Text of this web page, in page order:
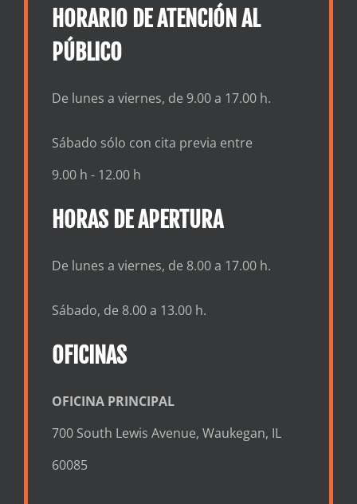
HORARIO DE ATENCIÓN AL
PÚBLICO
De lunes a viernes, de 9.00 a 17.00 h.
Sábado sólo con cita previa entre
9.00 h - 12.00 h
HORAS DE APERTURA
De lunes a viernes, de 8.00 a 17.00 h.
Sábado, de 8.00 a 13.00 h.
OFICINAS
OFICINA PRINCIPAL
700 South Lewis Avenue, Waukegan, IL
60085